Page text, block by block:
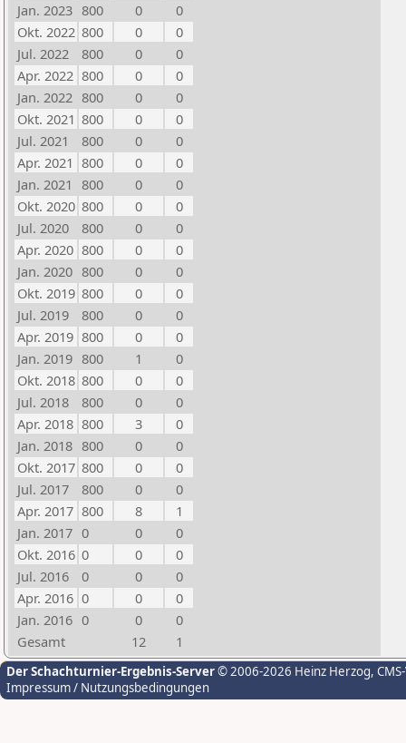
Jan. 2023 800 0
0
Okt. 2022 800 0
0
Jul. 2022
800 0
0
Apr. 2022 800 0
0
Jan. 2022 800 0
0
Okt. 2021 800 0
0
Jul. 2021
800 0
0
Apr. 2021 800 0
0
Jan. 2021 800 0
0
Okt. 2020 800 0
0
Jul. 2020
800 0
0
Apr. 2020 800 0
0
Jan. 2020 800 0
0
Okt. 2019 800 0
0
Jul. 2019
800 0
0
Apr. 2019 800 0
0
Jan. 2019 800 1
0
Okt. 2018 800 0
0
Jul. 2018
800 0
0
Apr. 2018 800 3
0
Jan. 2018 800 0
0
Okt. 2017 800 0
0
Jul. 2017
800 0
0
Apr. 2017 800 8
1
Jan. 2017 0 0
0
Okt. 2016 0 0
0
Jul. 2016
0 0
0
Apr. 2016 0 0
0
Jan. 2016 0 0
0
Gesamt
12 1
Der Schachturnier-Ergebnis-Server© 2006-2026 Heinz Herzog,
Impressum / Nutzungsbedingungen